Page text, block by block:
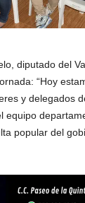
diputado del
“Hoy
y delegados
equipo
popular del